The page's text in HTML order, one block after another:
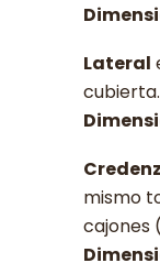
Lateral
mismo
cajones